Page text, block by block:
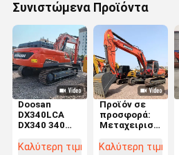
Συνιστώμενα Προϊόντα
Doosan
DX340LCA
DX340 340
κατασκευής
Καλύτερη τιμή
Προϊόν σε
προσφορά:
Μεταχειρισμένο
Doosan
Καλύτερη τιμή